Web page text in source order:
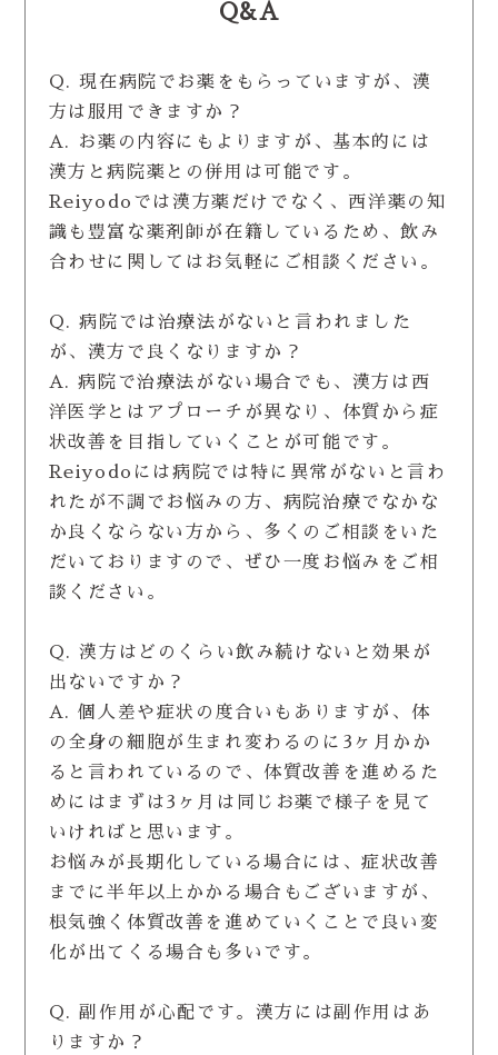
Q&A
Q. 現在病院でお薬をもらっていますが、漢
方は服用できますか？
A. お薬の内容にもよりますが、基本的には
漢方と病院薬との併用は可能です。
Reiyodoでは漢方薬だけでなく、西洋薬の知
識も豊富な薬剤師が在籍しているため、飲み
合わせに関してはお気軽にご相談ください。
Q. 病院では治療法がないと言われました
が、漢方で良くなりますか？
A. 病院で治療法がない場合でも、漢方は西
洋医学とはアプローチが異なり、体質から症
状改善を目指していくことが可能です。
Reiyodoには病院では特に異常がないと言わ
れたが不調でお悩みの方、病院治療でなかな
か良くならない方から、多くのご相談をいた
だいておりますので、ぜひ一度お悩みをご相
談ください。
Q. 漢方はどのくらい飲み続けないと効果が
出ないですか？
A. 個人差や症状の度合いもありますが、体
の全身の細胞が生まれ変わるのに3ヶ月かか
ると言われているので、体質改善を進めるた
めにはまずは3ヶ月は同じお薬で様子を見て
いければと思います。
お悩みが長期化している場合には、症状改善
までに半年以上かかる場合もございますが、
根気強く体質改善を進めていくことで良い変
化が出てくる場合も多いです。
Q. 副作用が心配です。漢方には副作用はあ
りますか？